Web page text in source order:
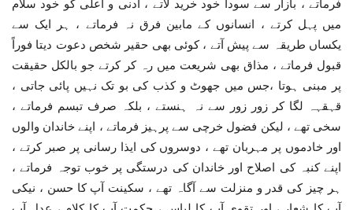
فرماتے ، بازار سے سودا خود خرید لاتے ، ادنی و اعلی کو خود سلام
میں پہل کرتے ، انسانوں کے مابین فرق نہ فرماتے ، ہر ایک سے
یکساں طریقہ سے پیش آتے ، کوئی بھی حقیر شخص دعوت دیتا فوراً
قبول فرماتے ، مذاق بھی شریعت میں رہ کر کرتے جو بالکل حقیقت
پر مبنی ہوتا ،جس میں جھوٹ و کذب کی بو تک نہیں پائی جاتی ،
قہقہہ لگا کر زور زور سے نہ ہنستے ، بلکہ صرف تبسم فرماتے ،
سخی تھے ، لیکن فضول خرچی سے پرہیز فرماتے ، اپنے خاندان والوں
اور خادموں پر مہربان تھے ، دوسروں کی ایذا رسانی پر صبر کرتے ،
اپنے کنبہ کی اصلاح اور خاندان کی درستگی پر خوب توجہ فرماتے ،
ہر چیز کی قدر و منزلت سے آگاہ تھے ، سکینت آپ کا حسن ، نیکی